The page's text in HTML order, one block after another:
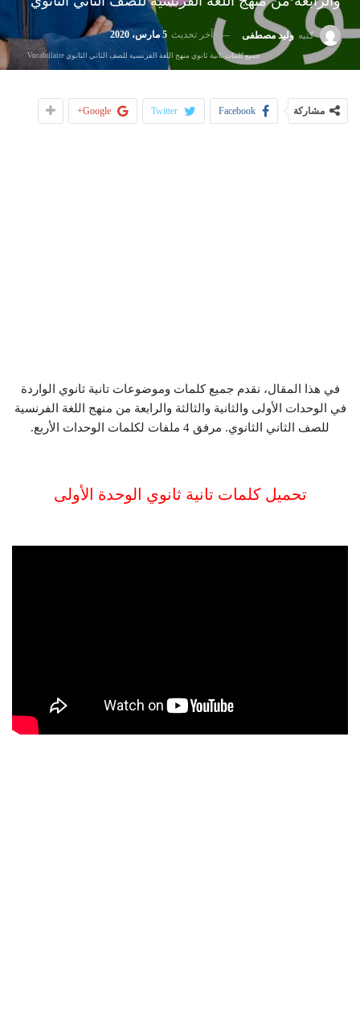
كتبه وليد مصطفى آخر تحديث 5 مارس، 2020
جميع كلمات تانية ثانوي منهج اللغة الفرنسية للصف الثاني الثانوي Vocabulaire
مشاركة Facebook
Twitter
Google+
في هذا المقال، نقدم جميع كلمات وموضوعات تانية ثانوي الواردة
في الوحدات الأولى والثانية والثالثة والرابعة من منهج اللغة الفرنسية
للصف الثاني الثانوي. مرفق 4 ملفات لكلمات الوحدات الأربع.
تحميل كلمات تانية ثانوي الوحدة الأولى